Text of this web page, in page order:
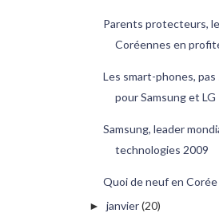
Parents protecteurs,
Coréennes en
Les smart-phones,
pour Samsung et LG
Samsung, leader
technologies 2009
Quoi de neuf en Corée
► janvier(20)